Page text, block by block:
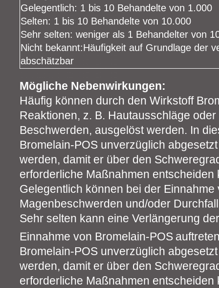
Gelegentlich: 1 bis 10 Behandelte von 1.000
Selten: 1 bis 10 Behandelte von 10.000
Sehr selten: weniger als 1 Behandelter von
Nicht bekannt:Häufigkeit auf Grundlage der
abschätzbar
Mögliche Nebenwirkungen:
Häufig können durch den Wirkstoff
Reaktionen, z. B. Hautausschläge
Beschwerden, ausgelöst werden. In
Bromelain-POS unverzüglich
werden, damit er über den
erforderliche Maßnahmen entscheiden
Gelegentlich können bei der
Magenbeschwerden und/oder
Sehr selten kann eine Verlängerung
Einnahme von Bromelain-POS
Bromelain-POS unverzüglich
werden, damit er über den
erforderliche Maßnahmen entscheiden